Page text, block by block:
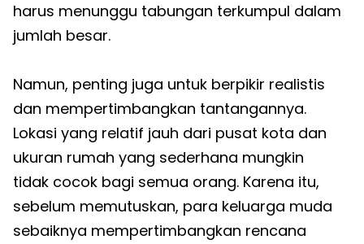
harus menunggu tabungan terkumpul dalam
jumlah besar.
Namun, penting juga untuk berpikir realistis
dan mempertimbangkan tantangannya.
Lokasi yang relatif jauh dari pusat kota dan
ukuran rumah yang sederhana mungkin
tidak cocok bagi semua orang. Karena itu,
sebelum memutuskan, para keluarga muda
sebaiknya mempertimbangkan rencana